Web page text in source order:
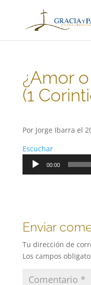
¿Amor
(1
Por Jorge Ibarra el
Escuchar
Reproductor
00:00
Enviar
Tu dirección de
Los campos